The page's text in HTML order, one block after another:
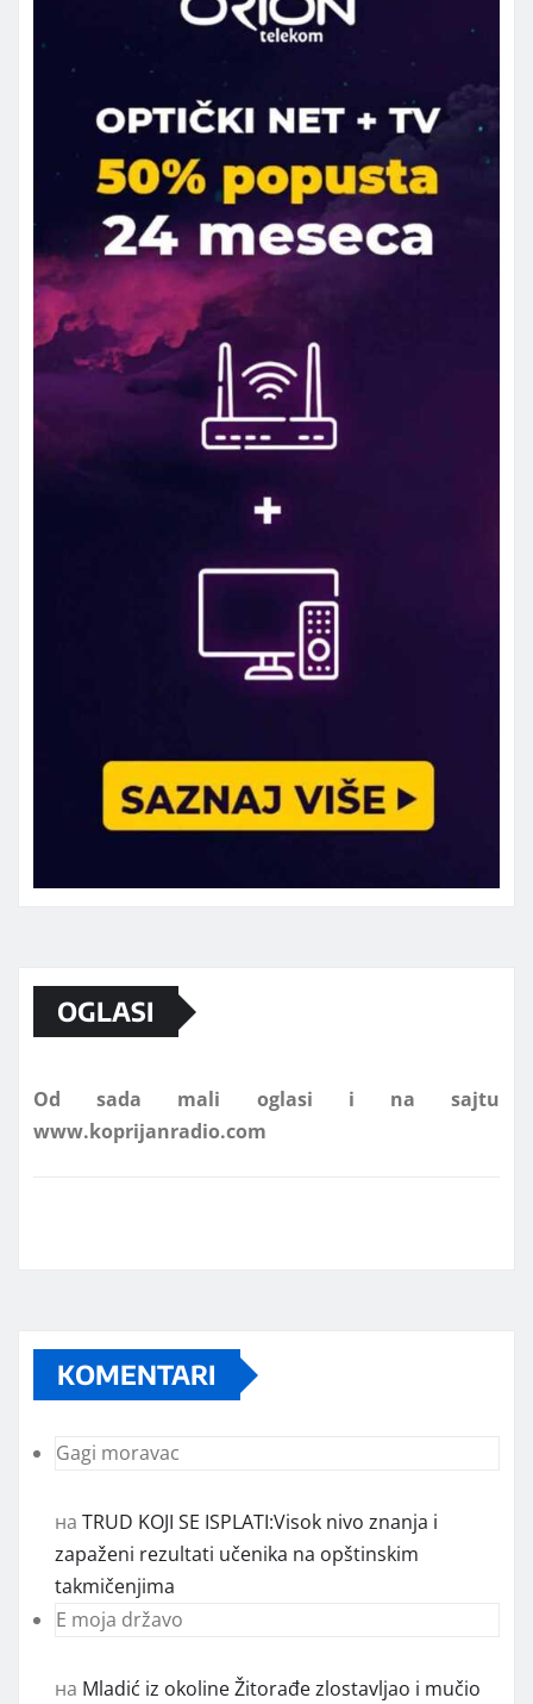
OGLASI
Od sada mali oglasi i na sajtu
KOMENTARI
Gagi moravac
на TRUD KOJI SE ISPLATI:Visok nivo znanja i
zapaženi rezultati učenika na opštinskim
takmičenjima
E moja državo
на Mladić iz okoline Žitorađe zlostavljao i mučio